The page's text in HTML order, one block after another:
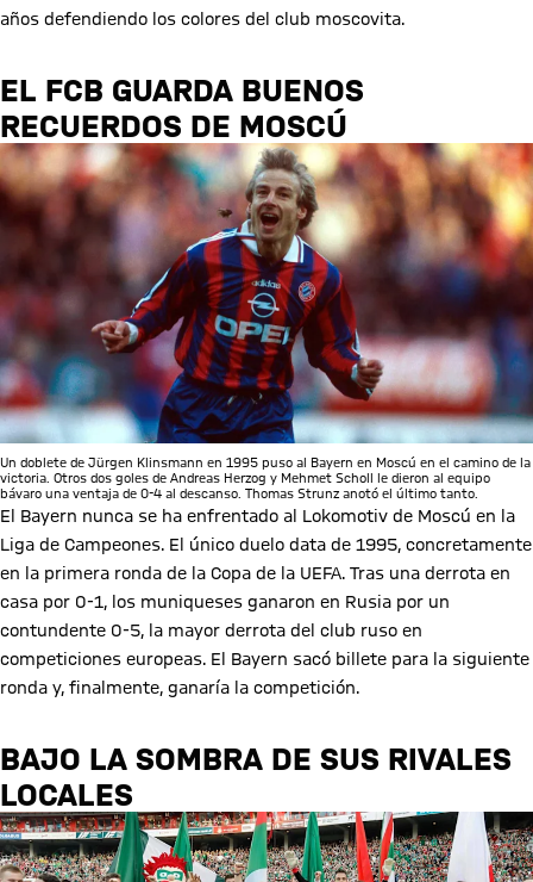
años defendiendo los colores del club moscovita.
EL FCB GUARDA BUENOS
RECUERDOS DE MOSCÚ
Un doblete de Jürgen Klinsmann en 1995 puso al Bayern en Moscú en el camino de la
victoria. Otros dos goles de Andreas Herzog y Mehmet Scholl le dieron al equipo
bávaro una ventaja de 0-4 al descanso. Thomas Strunz anotó el último tanto.
El Bayern nunca se ha enfrentado al Lokomotiv de Moscú en la
Liga de Campeones. El único duelo data de 1995, concretamente
en la primera ronda de la Copa de la UEFA. Tras una derrota en
casa por 0-1, los muniqueses ganaron en Rusia por un
contundente 0-5, la mayor derrota del club ruso en
competiciones europeas. El Bayern sacó billete para la siguiente
ronda y, finalmente, ganaría la competición.
BAJO LA SOMBRA DE SUS RIVALES
LOCALES